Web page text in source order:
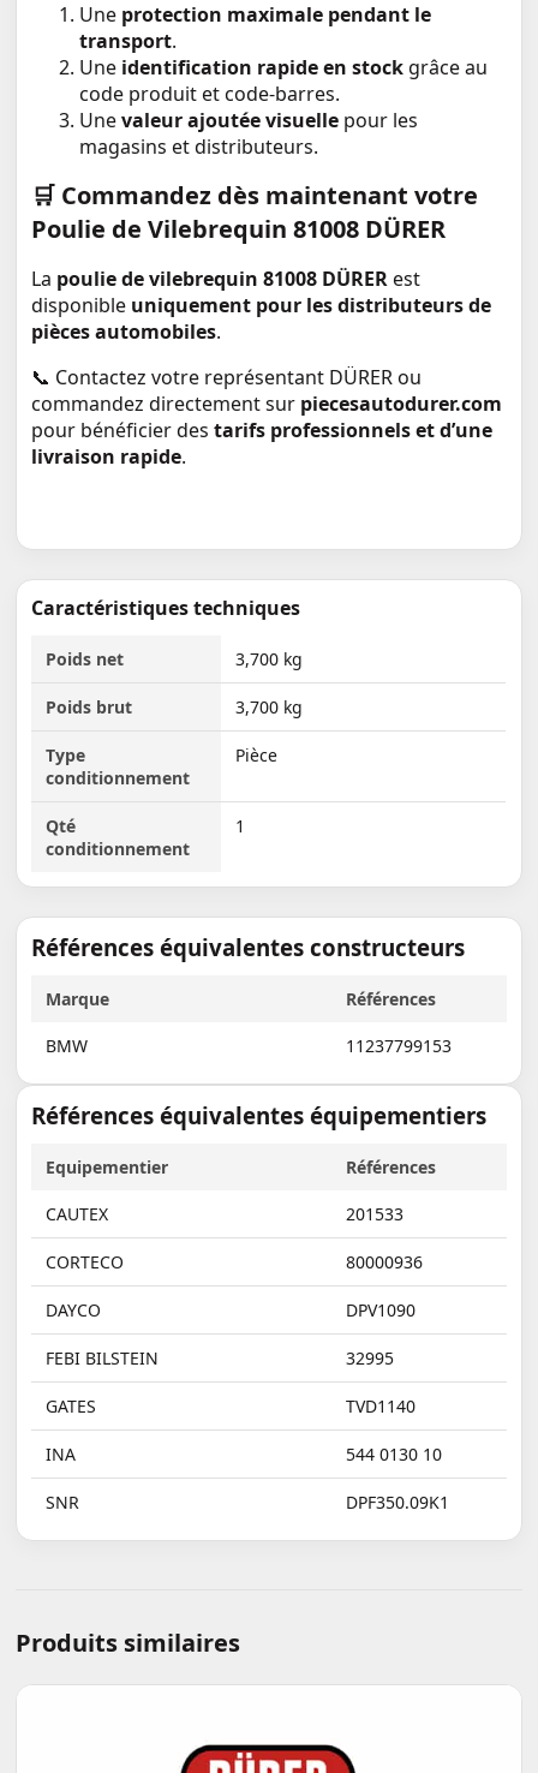
Une protection maximale pendant le
transport.
Une identification rapide en stock grâce au
code produit et code-barres.
Unevaleur ajoutée visuelle pour les
magasins et distributeurs.
🛒 Commandez dès maintenant votre
Poulie de Vilebrequin 81008 DÜRER
La poulie de vilebrequin 81008 DÜRERest
disponible uniquement pour les distributeurs de
pièces automobiles.
📞 Contactez votre représentant DÜRER ou
commandez directement sur piecesautodurer.com
pour bénéficier destarifs professionnels et d’une
livraison rapide.
Caractéristiques techniques
Poids net 3,700 kg
Poids brut 3,700 kg
Type
conditionnement
Pièce
Qté
conditionnement
1
Références équivalentes constructeurs
Marque Références
BMW 11237799153
Références équivalentes équipementiers
Equipementier Références
CAUTEX 201533
CORTECO 80000936
DAYCO DPV1090
FEBI BILSTEIN 32995
GATES TVD1140
INA 544 0130 10
SNR DPF350.09K1
Produits similaires